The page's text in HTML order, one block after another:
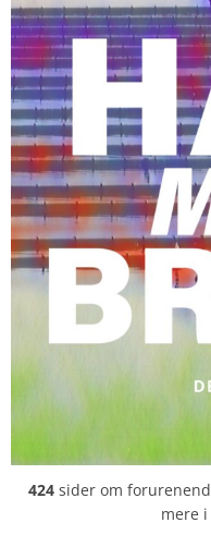
424 sider om
mere i